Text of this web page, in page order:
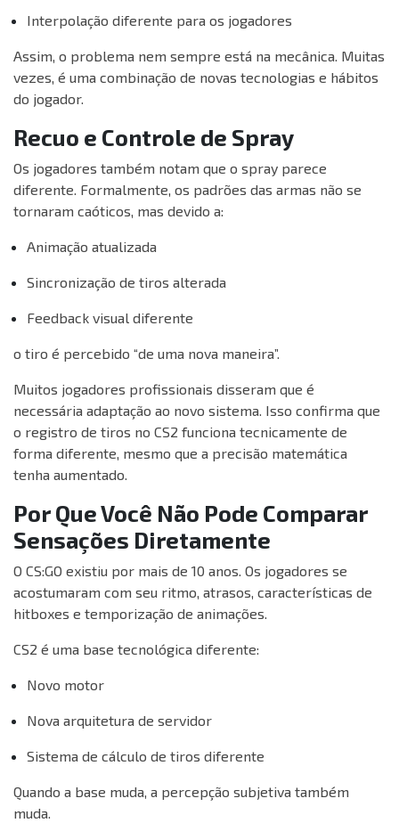
Interpolação diferente para os jogadores
Assim, o problema nem sempre está na mecânica. Muitas
vezes, é uma combinação de novas tecnologias e hábitos
do jogador.
Recuo e Controle de Spray
Os jogadores também notam que o spray parece
diferente. Formalmente, os padrões das armas não se
tornaram caóticos, mas devido a:
Animação atualizada
Sincronização de tiros alterada
Feedback visual diferente
o tiro é percebido “de uma nova maneira”.
Muitos jogadores profissionais disseram que é
necessária adaptação ao novo sistema. Isso confirma que
o registro de tiros no CS2 funciona tecnicamente de
forma diferente, mesmo que a precisão matemática
tenha aumentado.
Por Que Você Não Pode Comparar
Sensações Diretamente
O CS:GO existiu por mais de 10 anos. Os jogadores se
acostumaram com seu ritmo, atrasos, características de
hitboxes e temporização de animações.
CS2 é uma base tecnológica diferente:
Novo motor
Nova arquitetura de servidor
Sistema de cálculo de tiros diferente
Quando a base muda, a percepção subjetiva também
muda.